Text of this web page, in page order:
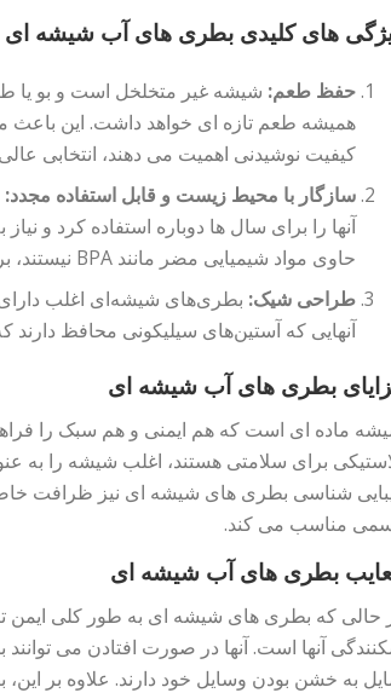
های کلیدی بطری های آب شیشه ای
حفظ طعم: شیشه غیر متخلخل است و بو یا
همیشه طعم تازه ای خواهد داشت. این
کیفیت نوشیدنی اهمیت می دهند، انتخابی
سازگار با محیط زیست و قابل استفاده مجدد:
آنها را برای سال ها دوباره استفاده کرد و
حاوی مواد شیمیایی مضر مانند BPA نیستند، برای محیط زیست و سلامت انسان نیز بسیار ایمن هستند.
طراحی شیک: بطری‌های شیشه‌ای اغلب
آنهایی که آستین‌های سیلیکونی محافظ
بطری های آب شیشه ای
ماده ای است که هم ایمنی و هم سبک را
برای سلامتی هستند، اغلب شیشه را به
شناسی بطری های شیشه ای نیز ظرافت
مناسب می کند.
بطری های آب شیشه ای
حالی که بطری های شیشه ای به طور کلی ایمن
آنها است. آنها در صورت افتادن می توانند
به خشن بودن وسایل خود دارند. علاوه بر